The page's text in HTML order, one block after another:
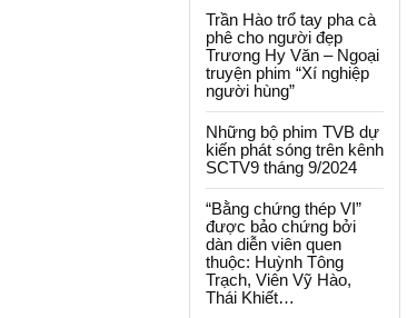
Trần Hào trổ tay pha cà
phê cho người đẹp
Trương Hy Văn – Ngoại
truyện phim “Xí nghiệp
người hùng”
Những bộ phim TVB dự
kiến phát sóng trên kênh
SCTV9 tháng 9/2024
“Bằng chứng thép VI”
được bảo chứng bởi
dàn diễn viên quen
thuộc: Huỳnh Tông
Trạch, Viên Vỹ Hào,
Thái Khiết…